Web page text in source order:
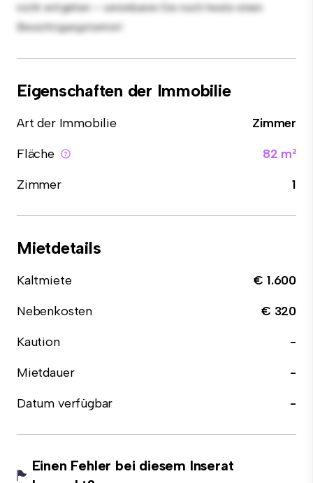
nicht entgehen – vereinbaren Sie noch heute einen
Besichtigungstermin!
Eigenschaften der Immobilie
Art der Immobilie
Zimmer
Fläche
82 m²
Zimmer
1
Mietdetails
Kaltmiete
€ 1.600
Nebenkosten
€ 320
Kaution
-
Mietdauer
-
Datum verfügbar
-
Einen Fehler bei diesem Inserat